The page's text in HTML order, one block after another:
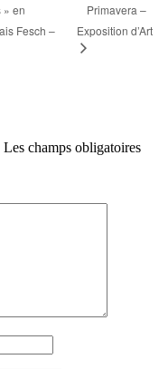
» en
Fesch –
Primavera –
Exposition d’Art
Les champs obligatoires